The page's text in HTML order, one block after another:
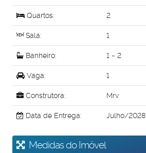
Quartos: 2
Sala: 1
Banheiro: 1 ~ 2
Vaga: 1
Construtora: Mrv
Data de Entrega: Julho/2028
Medidas do Imóvel